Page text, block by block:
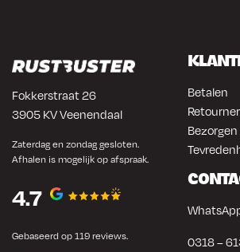
Fokkerstraat 26
3905 KV Veenendaal
Zaterdag en zondag gesloten.
Afhalen is mogelijk op afspraak.
4.7
Gebaseerd op 119 reviews.
Betalen
0318 –